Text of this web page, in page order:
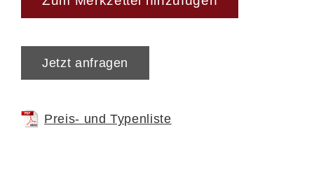
Jetzt anfragen
Preis- und Typenliste